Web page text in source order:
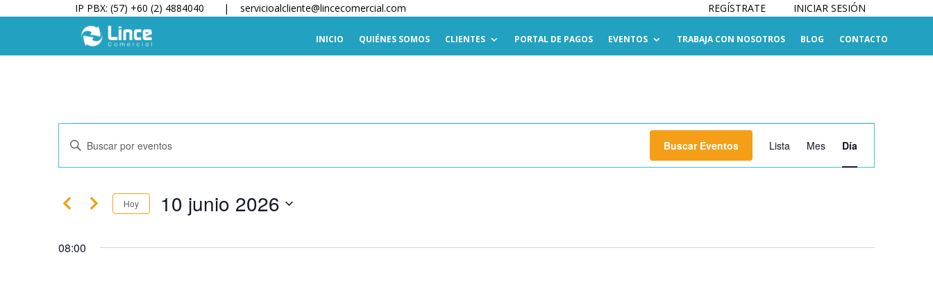
IP PBX: (57) +60 (2) 4884040 | servicioalcliente@lincecomercial.com REGÍSTRATE INICIAR SESIÓN
INICIO QUIÉNES SOMOS CLIENTES PORTAL DE PAGOS EVENTOS TRABAJA CON NOSOTROS BLOG CONTACTO
Navegación
de
búsqueda
vistas
Eventos
Introduce
palabra
Busca
la
Buscar Eventos
Navegación
de
vistas
Lista Mes Día
Hoy 10 junio 2026
08:00